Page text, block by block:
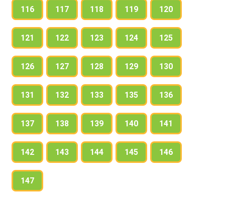
116 117 118 119 120
121 122 123 124 125
126 127 128 129 130
131 132 133 135 136
137 138 139 140 141
142 143 144 145 146
147